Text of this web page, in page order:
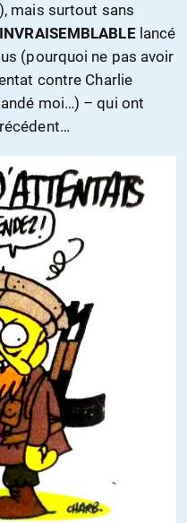
mais surtout sans
lancé
(pourquoi ne pas avoir
contre Charlie
moi…) – qui ont